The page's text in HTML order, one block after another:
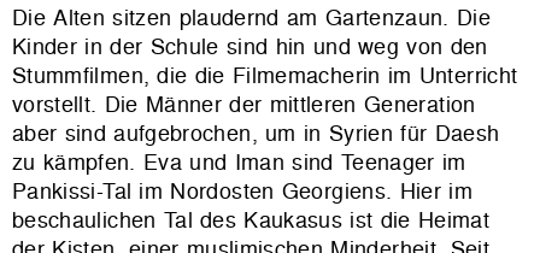
Die Alten sitzen plaudernd am Gartenzaun. Die
Kinder in der Schule sind hin und weg von den
Stummfilmen, die die Filmemacherin im Unterricht
vorstellt. Die Männer der mittleren Generation
aber sind aufgebrochen, um in Syrien für Daesh
zu kämpfen. Eva und Iman sind Teenager im
Pankissi-Tal im Nordosten Georgiens. Hier im
beschaulichen Tal des Kaukasus ist die Heimat